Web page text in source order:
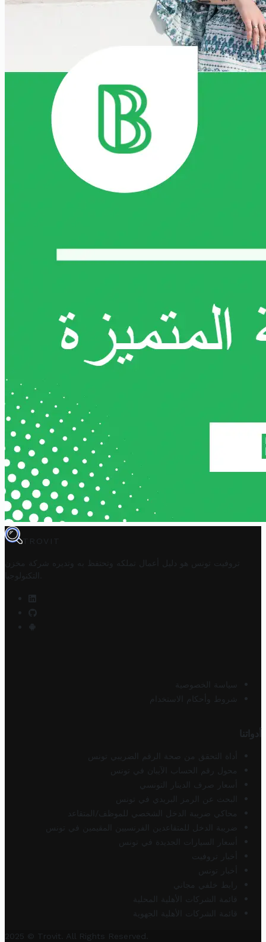
TROVIT
تروفيت تونس هو دليل أعمال تملكه وتحتفظ به وتديره
شركة مخزن
التكنولوجيا
سياسة الخصوصية
شروط وأحكام الاستخدام
أدواتنا
أداة التحقق من صحة الرقم الضريبي تونس
محول رقم الحساب الآيبان في تونس
أسعار صرف الدينار التونسي
البحث عن الرمز البريدي في تونس
محاكي ضريبة الدخل الشخصي للموظف/المتقاعد
ضريبة الدخل للمتقاعدين الفرنسيين المقيمين في تونس
أسعار السيارات الجديدة في تونس
أخبار تروفيت
أخبار تونس
رابط خلفي مجاني
قائمة الشركات الأهلية المحلية
قائمة الشركات الأهلية الجهوية
2025 © Trovit. All Rights Reserved.